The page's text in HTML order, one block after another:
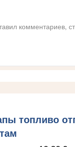
комментариев,
топливо